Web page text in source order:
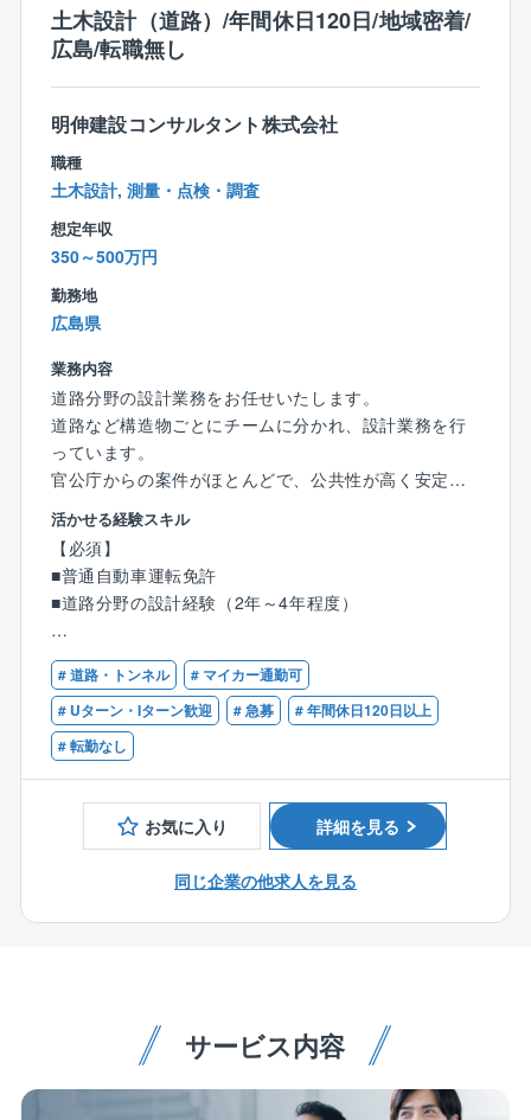
している企業です。会社自体の安定性も高く、自己資
本比率は7割以上と、財務基盤も非常に安定しているの
が同社の魅力に気づき、出戻り入社するケースも増え
てきています。
土木設計（道路）/年間休日120日/地域密着/
広島/転職無し
明伸建設コンサルタント株式会社
職種
土木設計, 測量・点検・調査
想定年収
350～500万円
勤務地
広島県
業務内容
道路分野の設計業務をお任せいたします。
道路など構造物ごとにチームに分かれ、設計業務を行
っています。
官公庁からの案件がほとんどで、公共性が高く安定し
た経営基盤があります。
【主な業務内容】
道路設計
路線計画 交差点計画 バリアフリー計画
交通量推計 道路事業評価
公園、緑地設計
土地造成設計
公園設計 緑地整備設計 造成設計
急傾斜・地すべり対策
法面保護工（法枠工、アースアンカー）
法令に基づく申請書作成
河川法、普通河川保全条例、道路法、保安林 など
本比率は7割以上と、財務基盤も非常に安定しているの
が特徴です。こうした背景から、平均勤続年数は比較
が同社の魅力に気づき、出戻り入社するケースも増え
活かせる経験スキル
【必須】
■普通自動車運転免許
■道路分野の設計経験（2年～4年程度）
【歓迎】
■技術士（補）（建設部門：道路）
■RCCM
■測量士（補）
■地質調査技士
# 道路・トンネル
# マイカー通勤可
# Uターン・Iターン歓迎
# 急募
# 年間休日120日以上
# 転勤なし
お気に入り 詳細を見る
同じ企業の他求人を見る
サービス内容